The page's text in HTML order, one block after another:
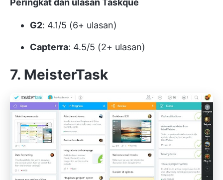
Peringkat dan ulasan Taskque
G2: 4.1/5 (6+ ulasan)
Capterra: 4.5/5 (2+ ulasan)
7. MeisterTask